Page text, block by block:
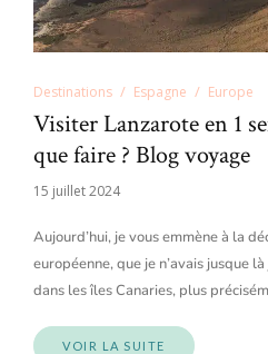
Destinations Espagne Europe
Visiter Lanzarote en 1
que faire ? Blog voyage
15 juillet 2024
Aujourd’hui, je vous emmène à la
européenne, que je n’avais jusque
dans les îles Canaries, plus
VOIR LA SUITE